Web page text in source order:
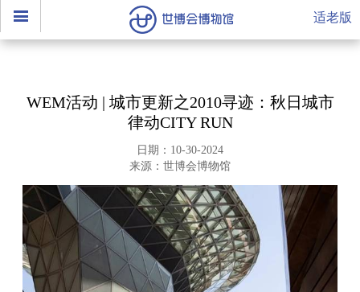
适老版
WEM活动 | 城市更新之2010寻迹：秋日城市
律动CITY RUN
日期：10-30-2024
来源：世博会博物馆